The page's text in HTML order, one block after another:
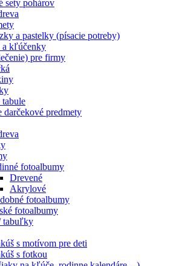
sety pohárov
a pastelky (písacie potreby)
a kľúčenky
pre firmy
tabule
darčekové predmety
fotoalbumy
Drevené
Akrylové
fotoalbumy
fotoalbumy
tabuľky
s motívom pre deti
s fotkou